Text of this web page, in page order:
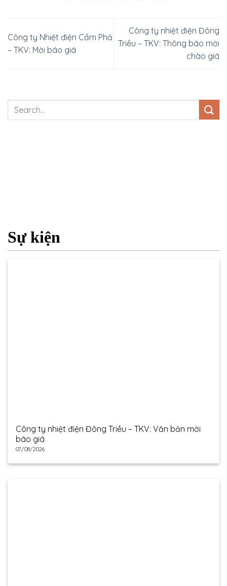
Công ty Nhiệt điện Cẩm Phả
– TKV: Mời báo giá
Công ty nhiệt điện Đông
Triều – TKV: Thông báo mời
chào giá
Sự kiện
Công ty nhiệt điện Đông Triều – TKV: Văn bản mời
báo giá
07/08/2026